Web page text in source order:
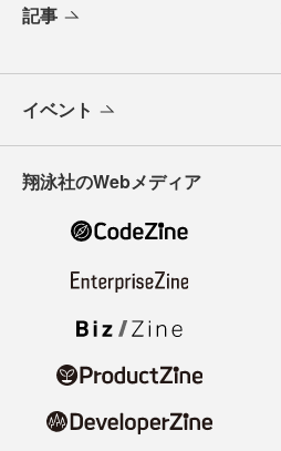
記事
イベント
翔泳社のWebメディア